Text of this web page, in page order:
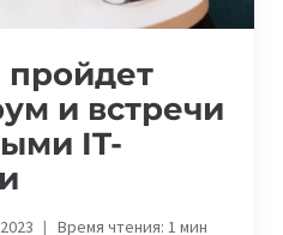
пройдет
и встречи
IT-
Время чтения: 1мин